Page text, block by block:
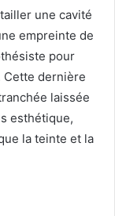
une cavité
empreinte de
pour
dernière
laissée
esthétique,
la teinte et la